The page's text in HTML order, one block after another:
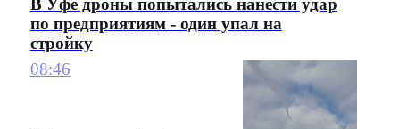
В Уфе дроны попытались нанести удар
по предприятиям - один упал на
стройку
08:46